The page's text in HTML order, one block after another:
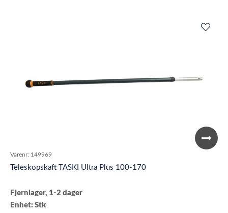
Varenr: 149969
Teleskopskaft TASKI Ultra Plus 100-170
Fjernlager, 1-2 dager
Enhet: Stk